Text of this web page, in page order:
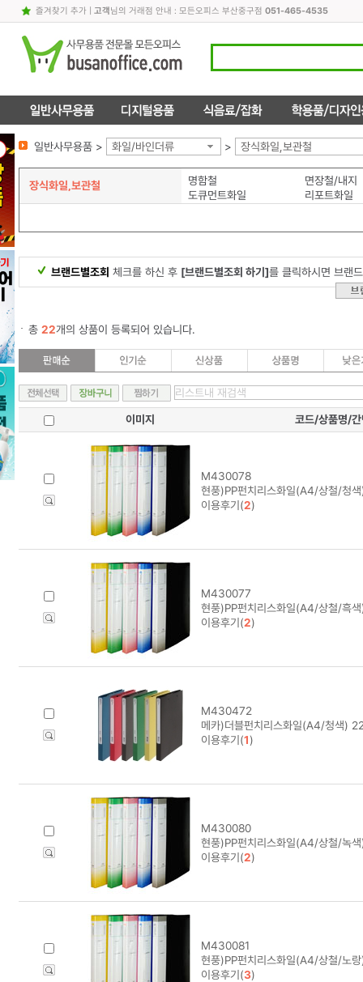
즐겨찾기 추가| 고객님의 거래점 안내 : 모든오피스 부산중구점 051-465-4535
일반사무용품 > 화일/바인더류 > 장식화일,보관철
장식화일,보관철 명함철
면장철/내지
도큐먼트화일
리포트화일
브랜드별조회 체크를 하신 후 [브랜드별조회 하기]를 클릭하시면 브랜
총 22개의 상품이 등록되어 있습니다.
이미지 코드/상품명/간
M430078
현풍)PP펀치리스화일(A4/상철/청
이용후기(2)
M430077
현풍)PP펀치리스화일(A4/상철/흑
이용후기(2)
M430472
메카)더블펀치리스화일(A4/청색)
이용후기(1)
M430080
현풍)PP펀치리스화일(A4/상철/녹
이용후기(2)
M430081
현풍)PP펀치리스화일(A4/상철/노
이용후기(3)